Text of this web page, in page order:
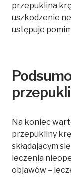
przepuklina
uszkodzenie
ustępuje
Na koniec
przepukliny
składającym
leczenia
objawów –